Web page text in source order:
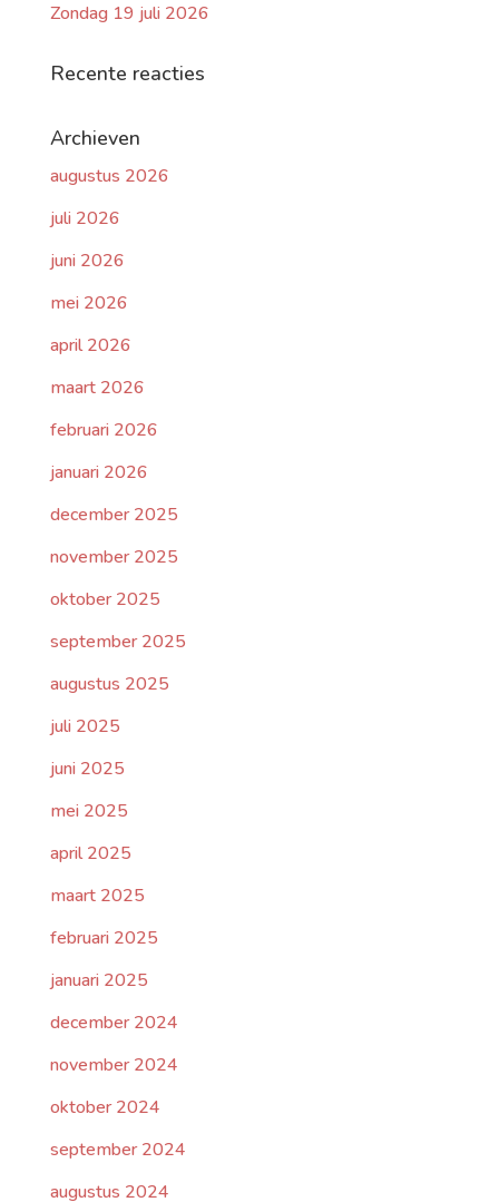
Zondag 19 juli 2026
Recente reacties
Archieven
augustus 2026
juli 2026
juni 2026
mei 2026
april 2026
maart 2026
februari 2026
januari 2026
december 2025
november 2025
oktober 2025
september 2025
augustus 2025
juli 2025
juni 2025
mei 2025
april 2025
maart 2025
februari 2025
januari 2025
december 2024
november 2024
oktober 2024
september 2024
augustus 2024